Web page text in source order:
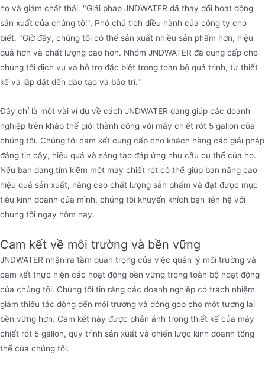
họ và giảm chất thải. "Giải pháp JNDWATER đã thay đổi hoạt động
sản xuất của chúng tôi", Phó chủ tịch điều hành của công ty cho
biết. "Giờ đây, chúng tôi có thể sản xuất nhiều sản phẩm hơn, hiệu
quả hơn và chất lượng cao hơn. Nhóm JNDWATER đã cung cấp cho
chúng tôi dịch vụ và hỗ trợ đặc biệt trong toàn bộ quá trình, từ thiết
kế và lắp đặt đến đào tạo và bảo trì."
Đây chỉ là một vài ví dụ về cách JNDWATER đang giúp các doanh
nghiệp trên khắp thế giới thành công với máy chiết rót 5 gallon của
chúng tôi. Chúng tôi cam kết cung cấp cho khách hàng các giải pháp
đáng tin cậy, hiệu quả và sáng tạo đáp ứng nhu cầu cụ thể của họ.
Nếu bạn đang tìm kiếm một máy chiết rót có thể giúp bạn nâng cao
hiệu quả sản xuất, nâng cao chất lượng sản phẩm và đạt được mục
tiêu kinh doanh của mình, chúng tôi khuyến khích bạn liên hệ với
chúng tôi ngay hôm nay.
Cam kết về môi trường và bền vững
JNDWATER nhận ra tầm quan trọng của việc quản lý môi trường và
cam kết thực hiện các hoạt động bền vững trong toàn bộ hoạt động
của chúng tôi. Chúng tôi tin rằng các doanh nghiệp có trách nhiệm
giảm thiểu tác động đến môi trường và đóng góp cho một tương lai
bền vững hơn. Cam kết này được phản ánh trong thiết kế của máy
chiết rót 5 gallon, quy trình sản xuất và chiến lược kinh doanh tổng
thể của chúng tôi.